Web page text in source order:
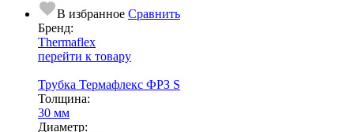
В избранное Сравнить
Бренд:
Thermaflex
перейти к товару
Трубка Термафлекс ФРЗ S
Тол­щи­на:
30 мм
Диаметр: